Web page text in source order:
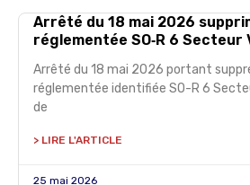
Arrêté du 18 mai 2026
réglementée SO‑R 6 Secteur
Arrêté du 18 mai 2026 portant
réglementée identifiée SO-R 6
de
> LIRE L'ARTICLE
25 mai 2026